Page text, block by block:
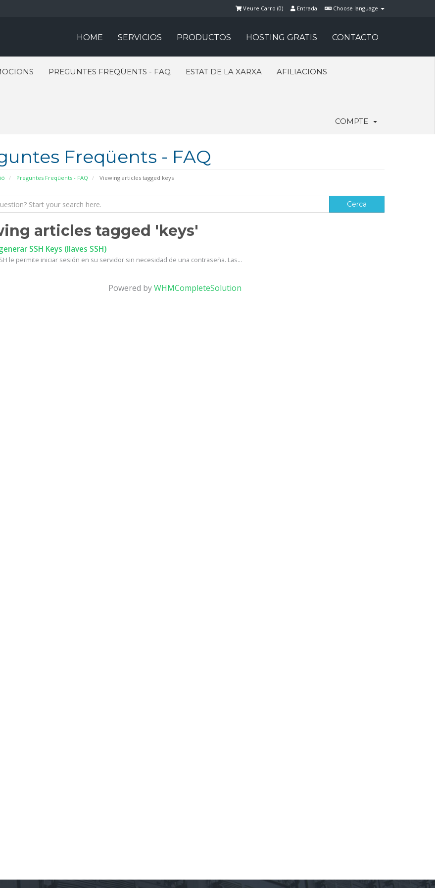
Choose language
Entrada
Veure Carro (0)
HOME SERVICIOS PRODUCTOS HOSTING GRATIS CONTACTO
PREGUNTES FREQÜENTS - FAQ ESTAT DE LA XARXA AFILIACIONS
COMPTE
Freqüents - FAQ
Preguntes Freqüents - FAQ Viewing articles tagged keys
articles tagged 'keys'
SSH Keys (llaves SSH)
le permite iniciar sesión en su servidor sin necesidad de una contraseña. Las...
Powered byWHMCompleteSolution